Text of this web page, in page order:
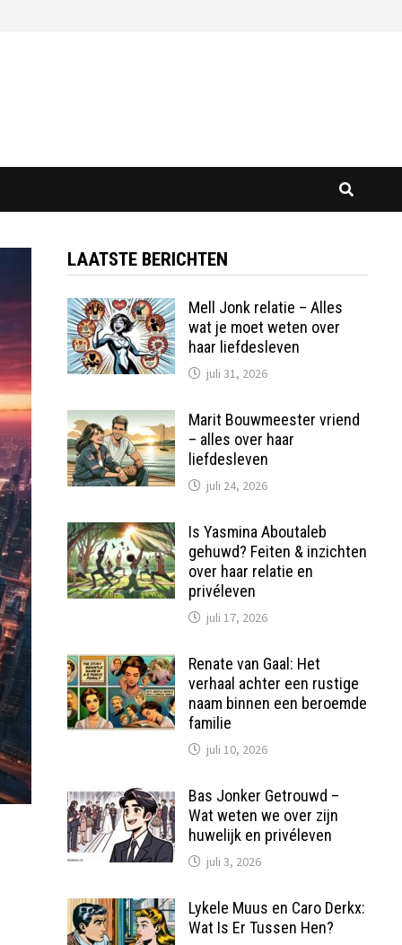
LAATSTE BERICHTEN
Mell Jonk relatie – Alles
wat je moet weten over
haar liefdesleven
juli 31, 2026
Marit Bouwmeester vriend
– alles over haar
liefdesleven
juli 24, 2026
Is Yasmina Aboutaleb
gehuwd? Feiten & inzichten
over haar relatie en
privéleven
juli 17, 2026
Renate van Gaal: Het
verhaal achter een rustige
naam binnen een beroemde
familie
juli 10, 2026
Bas Jonker Getrouwd –
Wat weten we over zijn
huwelijk en privéleven
juli 3, 2026
Lykele Muus en Caro Derkx:
Wat Is Er Tussen Hen?